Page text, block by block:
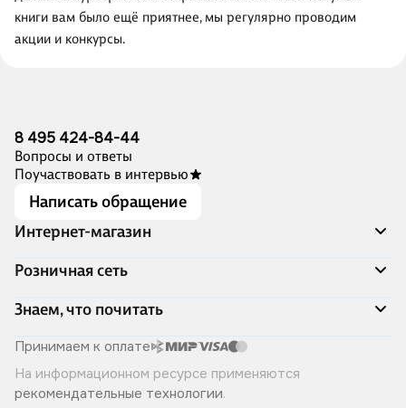
книги вам было ещё приятнее, мы регулярно проводим
акции и конкурсы.
8 495 424-84-44
Вопросы и ответы
Поучаствовать в интервью
Написать обращение
Интернет-магазин
Акции
Доставка и оплата
Программа лояльности
Подарочные сертификаты
Правила продажи
Политика конфиденциальности
Розничная сеть
Адреса магазинов
Книжный Дозор
О компании
Читай-город для бизнеса
Хотите у нас работать?
Знаем, что почитать
Скоро в продаже
Лучшие из лучших
Читай-журнал
Принимаем к оплате
На информационном ресурсе применяются
рекомендательные технологии.